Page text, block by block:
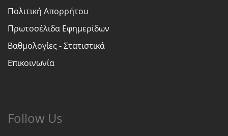
Πολιτική Απορρήτου
Πρωτοσέλιδα Εφημερίδων
Βαθμολογίες - Στατιστικά
Επικοινωνία
Follow Us